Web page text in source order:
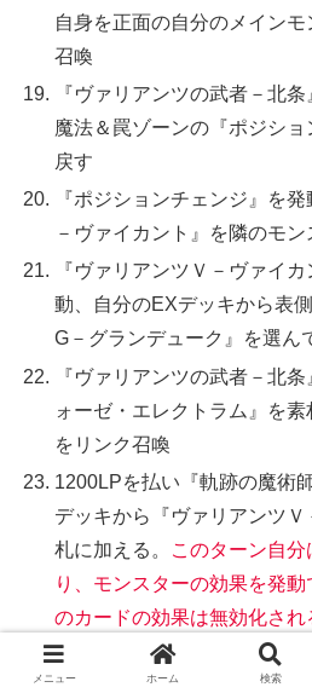
自身を正面の自分のメイン
召喚
『ヴァリアンツの武者－北
魔法＆罠ゾーンの『ポジシ
戻す
『ポジションチェンジ』を
－ヴァイカント』を隣のモ
『ヴァリアンツＶ－ヴァイ
動、自分のEXデッキから表
G－グランデューク』を選ん
『ヴァリアンツの武者－北
ォーゼ・エレクトラム』を素
をリンク召喚
1200LPを払い『軌跡の魔術
デッキから『ヴァリアンツ
札に加える。
このターン自
り、モンスターの効果を発
のカードの効果は無効化され
『ヴァリアンツＶ－ヴァイカ
メニュー ホーム 検索